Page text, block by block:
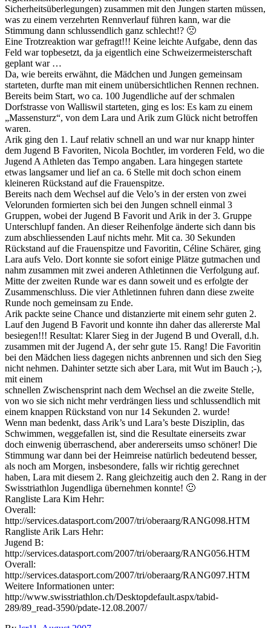
Sicherheitsüberlegungen) zusammen mit den Jungen starten müssen,
was zu einem verzehrten Rennverlauf führen kann, war die
Stimmung dann schlussendlich ganz schlecht!? 🙁
Eine Trotzreaktion war gefragt!!! Keine leichte Aufgabe, denn das
Feld war topbesetzt, da ja eigentlich eine Schweizermeisterschaft
geplant war …
Da, wie bereits erwähnt, die Mädchen und Jungen gemeinsam
starteten, durfte man mit einem unübersichtlichen Rennen rechnen.
Bereits beim Start, wo ca. 100 Jugendliche auf der schmalen
Dorfstrasse von Walliswil starteten, ging es los: Es kam zu einem
„Massensturz“, von dem Lara und Arik zum Glück nicht betroffen
waren.
Arik ging den 1. Lauf relativ schnell an und war nur knapp hinter
dem Jugend B Favoriten, Nicola Bochtler, im vorderen Feld, wo die
Jugend A Athleten das Tempo angaben. Lara hingegen startete
etwas langsamer und lief an ca. 6 Stelle mit doch schon einem
kleineren Rückstand auf die Frauenspitze.
Bereits nach dem Wechsel auf die Velo’s in der ersten von zwei
Velorunden formierten sich bei den Jungen schnell einmal 3
Gruppen, wobei der Jugend B Favorit und Arik in der 3. Gruppe
Unterschlupf fanden. An dieser Reihenfolge änderte sich dann bis
zum abschliessenden Lauf nichts mehr. Mit ca. 30 Sekunden
Rückstand auf die Frauenspitze und Favoritin, Céline Schärer, ging
Lara aufs Velo. Dort konnte sie sofort einige Plätze gutmachen und
nahm zusammen mit zwei anderen Athletinnen die Verfolgung auf.
Mitte der zweiten Runde war es dann soweit und es erfolgte der
Zusammenschluss. Die vier Athletinnen fuhren dann diese zweite
Runde noch gemeinsam zu Ende.
Arik packte seine Chance und distanzierte mit einem sehr guten 2.
Lauf den Jugend B Favorit und konnte ihn daher das allererste Mal
besiegen!!! Resultat: Klarer Sieg in der Jugend B und Overall, d.h.
zusammen mit der Jugend A, der sehr gute 15. Rang! Die Favoritin
bei den Mädchen liess dagegen nichts anbrennen und sich den Sieg
nicht nehmen. Dahinter setzte sich aber Lara, mit Wut im Bauch ;-),
mit einem
schnellen Zwischensprint nach dem Wechsel an die zweite Stelle,
von wo sie sich nicht mehr verdrängen liess und schlussendlich mit
einem knappen Rückstand von nur 14 Sekunden 2. wurde!
Wenn man bedenkt, dass Arik’s und Lara’s beste Disziplin, das
Schwimmen, weggefallen ist, sind die Resultate einerseits zwar
doch einwenig überraschend, aber andererseits umso schöner! Die
Stimmung war dann bei der Heimreise natürlich bedeutend besser,
als noch am Morgen, insbesondere, falls wir richtig gerechnet
haben, Lara mit diesem 2. Rang gleichzeitig auch den 2. Rang in der
Swisstriathlon Jugendliga übernehmen konnte! 🙂
Rangliste Lara Kim Hehr:
Overall:
http://services.datasport.com/2007/tri/oberaarg/RANG098.HTM
Rangliste Arik Lars Hehr:
Jugend B:
http://services.datasport.com/2007/tri/oberaarg/RANG056.HTM
Overall:
http://services.datasport.com/2007/tri/oberaarg/RANG097.HTM
Weitere Informationen unter:
http://www.swisstriathlon.ch/Desktopdefault.aspx/tabid-
289/89_read-3590/pdate-12.08.2007/